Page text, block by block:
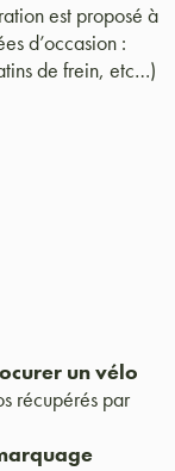
est proposé à
d’occasion :
de frein, etc…)
un vélo
récupérés par